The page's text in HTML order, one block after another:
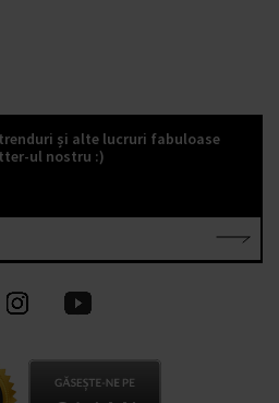
și alte lucruri fabuloase
ul nostru :)